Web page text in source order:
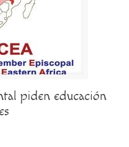
piden educación